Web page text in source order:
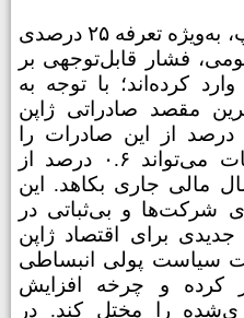
تعرفه‌های جدید دولت ترامپ، به‌ویژه تعرفه ۲۵ درصدی
عمومی، فشار قابل‌توجهی بر
کرده‌اند؛ با توجه به
مقصد صادراتی ژاپن
از این صادرات را
تشکیل می‌دهد، این اقدامات می‌تواند ۰.۶ درصد از
مالی جاری بکاهد. این
شرکت‌ها و بی‌ثباتی در
برای اقتصاد ژاپن
سیاست پولی انبساطی
کرده و چرخه افزایش
را مختل کند. در